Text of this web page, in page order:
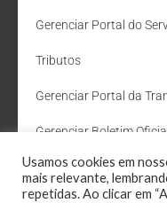
Gerenciar Portal do
Tributos
Gerenciar Portal da
Gerenciar Boletim
Departamento de Água
Usamos cookies em
mais relevante,
repetidas. Ao clicar em